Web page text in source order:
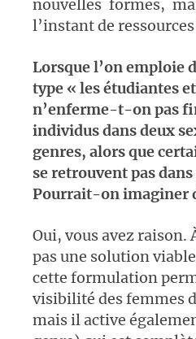
nouvelles formes,
l’instant de
Lorsque l’on emploie
type « les étudiantes
n’enferme-t-on pas
individus dans deux
genres, alors que
se retrouvent pas dans
Pourrait-on imaginer
Oui, vous avez raison.
pas une solution
cette formulation
visibilité des femmes
mais il active